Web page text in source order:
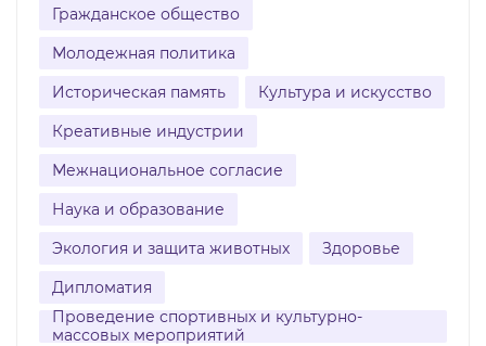
Гражданское общество
Молодежная политика
Историческая память
Культура и искусство
Креативные индустрии
Межнациональное согласие
Наука и образование
Экология и защита животных
Здоровье
Дипломатия
Проведение спортивных и культурно-
массовых мероприятий